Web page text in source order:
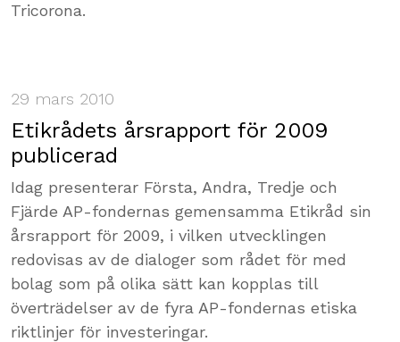
Tricorona.
29 mars 2010
Etikrådets årsrapport för 2009
publicerad
Idag presenterar Första, Andra, Tredje och
Fjärde AP-fondernas gemensamma Etikråd sin
årsrapport för 2009, i vilken utvecklingen
redovisas av de dialoger som rådet för med
bolag som på olika sätt kan kopplas till
överträdelser av de fyra AP-fondernas etiska
riktlinjer för investeringar.